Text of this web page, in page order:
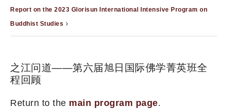
Report on the 2023 Glorisun International Intensive Program on
Buddhist Studies
之江问道——第六届旭日国际佛学菁英班全
程回顾
Return to the main program page.